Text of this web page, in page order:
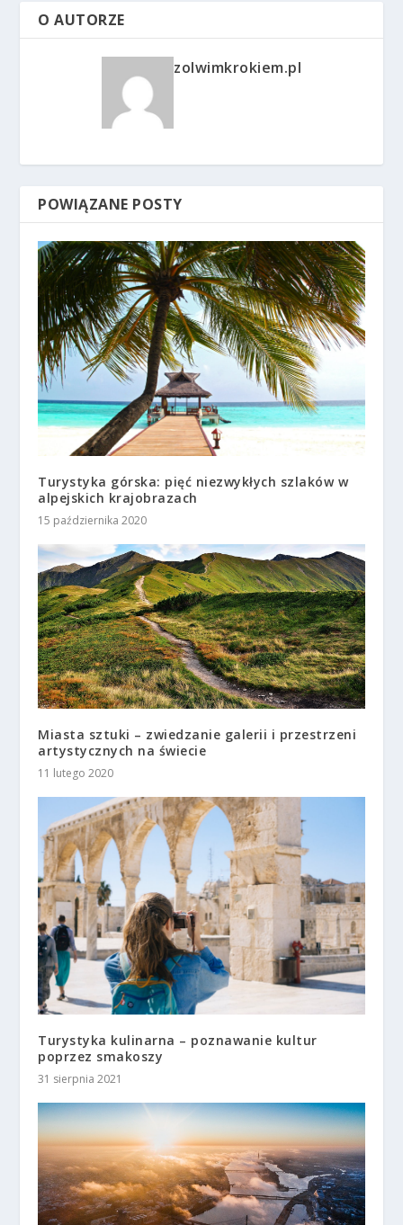
O AUTORZE
zolwimkrokiem.pl
POWIĄZANE POSTY
Turystyka górska: pięć niezwykłych szlaków w
alpejskich krajobrazach
15 października 2020
Miasta sztuki – zwiedzanie galerii i przestrzeni
artystycznych na świecie
11 lutego 2020
Turystyka kulinarna – poznawanie kultur
poprzez smakoszy
31 sierpnia 2021